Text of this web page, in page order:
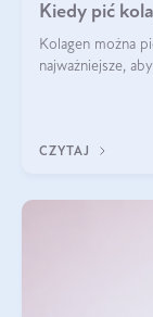
Kiedy pić
Kolagen można
najważniejsze,
CZYTAJ